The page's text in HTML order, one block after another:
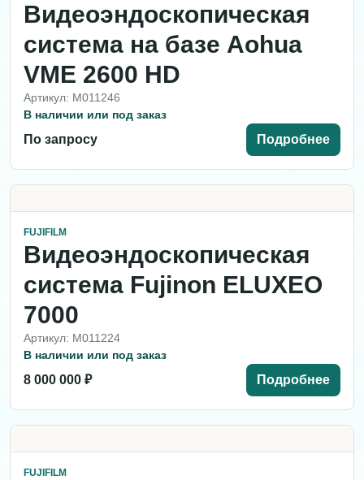
Видеоэндоскопическая
система на базе Aohua
VME 2600 HD
Артикул: M011246
В наличии или под заказ
По запросу Подробнее
FUJIFILM
Видеоэндоскопическая
система Fujinon ELUXEO
7000
Артикул: M011224
В наличии или под заказ
8 000 000 ₽ Подробнее
FUJIFILM